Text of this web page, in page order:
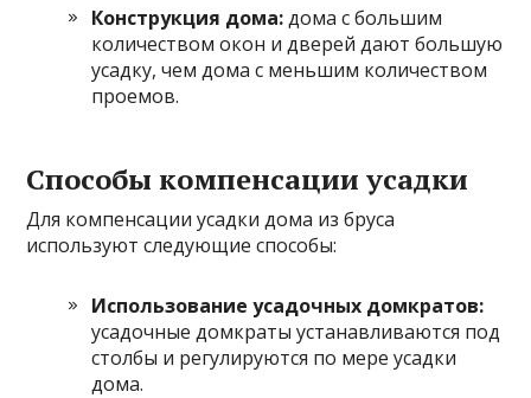
Конструкция дома:дома с большим
количеством окон и дверей дают большую
усадку, чем дома с меньшим количеством
проемов.
Способы компенсации усадки
Для компенсации усадки дома из бруса
используют следующие способы:
Использование усадочных домкратов:
усадочные домкраты устанавливаются под
столбы и регулируются по мере усадки
дома.